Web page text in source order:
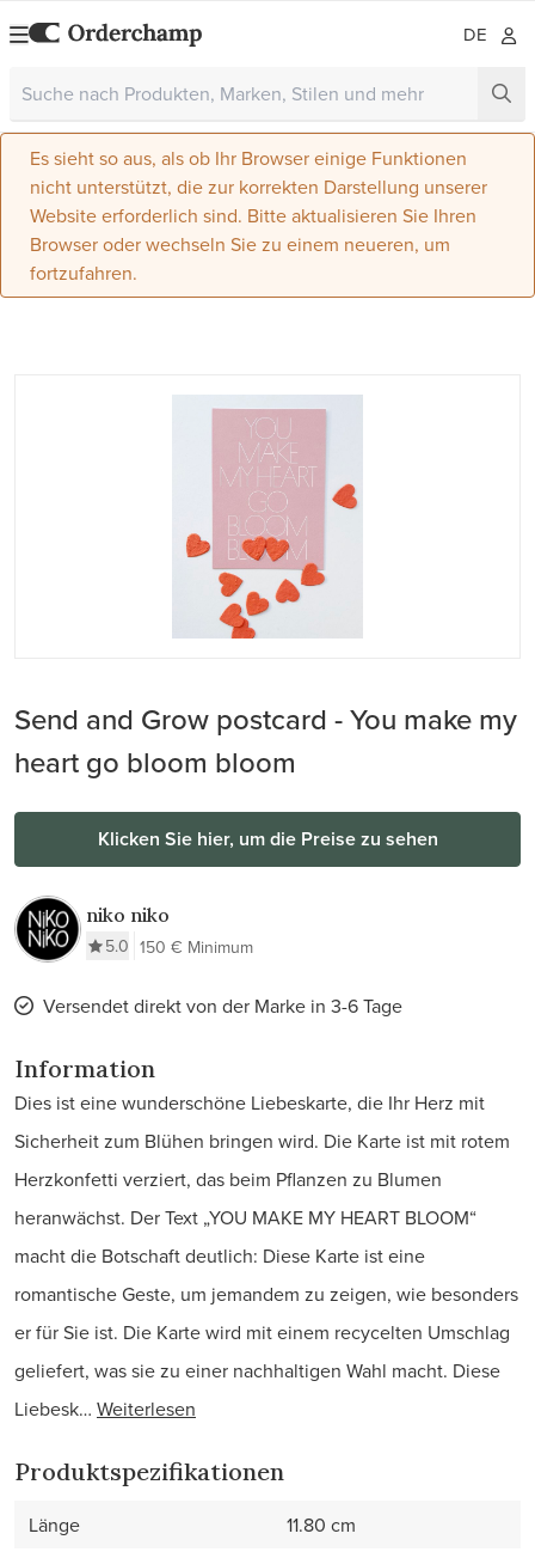
DE
Es sieht so aus, als ob Ihr Browser einige Funktionen
nicht unterstützt, die zur korrekten Darstellung unserer
Website erforderlich sind. Bitte aktualisieren Sie Ihren
Browser oder wechseln Sie zu einem neueren, um
fortzufahren.
Send and Grow postcard - You make my
heart go bloom bloom
Klicken Sie hier, um die Preise zu sehen
niko niko
5.0 150 € Minimum
Versendet direkt von der Marke in 3-6 Tage
Information
Dies ist eine wunderschöne Liebeskarte, die Ihr Herz mit
Sicherheit zum Blühen bringen wird. Die Karte ist mit rotem
Herzkonfetti verziert, das beim Pflanzen zu Blumen
heranwächst. Der Text „YOU MAKE MY HEART BLOOM“
macht die Botschaft deutlich: Diese Karte ist eine
romantische Geste, um jemandem zu zeigen, wie besonders
er für Sie ist. Die Karte wird mit einem recycelten Umschlag
geliefert, was sie zu einer nachhaltigen Wahl macht. Diese
Liebesk… Weiterlesen
Produktspezifikationen
Länge
11.80 cm